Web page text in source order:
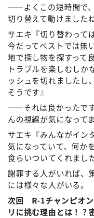
――よくこの短時間で
切り替えて動けましたね
サエキ『切り替わって
今だってベストでは無
地で探し物を探すっ
トラブルを楽しむしか
ッシュを切れましたし
そうです』
――それは良かったで
んの視線が気になって
サエキ『みんながイン
気になっていて、何か
食らいついてくれまし
謝罪する人がいれば、
には様々な人がいる。
次回 R-1チャンピオ
リに挑む理由とは！？